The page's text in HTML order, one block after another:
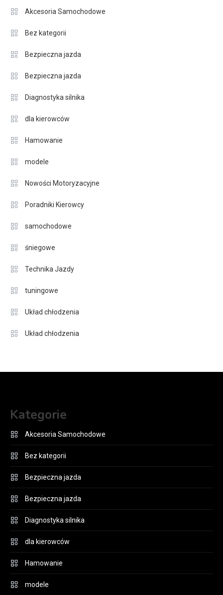
Akcesoria Samochodowe
Bez kategorii
Bezpieczna jazda
Bezpieczna jazda
Diagnostyka silnika
dla kierowców
Hamowanie
modele
Nowości Motoryzacyjne
Poradniki Kierowcy
samochodowe
śniegowe
Technika Jazdy
tuningowe
Układ chłodzenia
Układ chłodzenia
Kategorie
Akcesoria Samochodowe
Bez kategorii
Bezpieczna jazda
Bezpieczna jazda
Diagnostyka silnika
dla kierowców
Hamowanie
modele